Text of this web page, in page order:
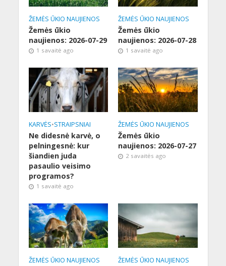
ŽEMĖS ŪKIO NAUJIENOS
Žemės ūkio
naujienos: 2026-07-29
1 savaitė ago
ŽEMĖS ŪKIO NAUJIENOS
Žemės ūkio
naujienos: 2026-07-28
1 savaitė ago
KARVĖS•STRAIPSNIAI
Ne didesnė karvė, o
pelningesnė: kur
šiandien juda
pasaulio veisimo
programos?
1 savaitė ago
ŽEMĖS ŪKIO NAUJIENOS
Žemės ūkio
naujienos: 2026-07-27
2 savaitės ago
ŽEMĖS ŪKIO NAUJIENOS ŽEMĖS ŪKIO NAUJIENOS